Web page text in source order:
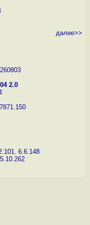
далее>>
2.0
, 6.6.148
5.10.262